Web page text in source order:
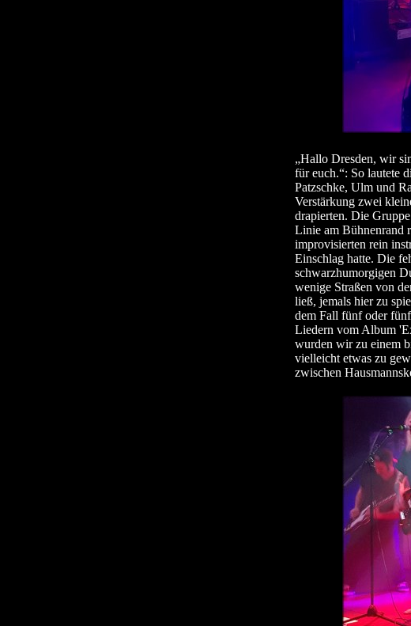
„Hallo Dresden, wir
für euch.“: So lautete
Patzschke, Ulm und
Verstärkung zwei
drapierten. Die
Linie am Bühnenrand
improvisierten rein
Einschlag hatte. Die
schwarzhumorgigen
wenige Straßen von
ließ, jemals hier zu
dem Fall fünf oder
Liedern vom Album
wurden wir zu einem
vielleicht etwas zu
zwischen